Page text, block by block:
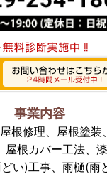
事業内容
根修理、屋根塗装
屋根カバー工法、
い)工事、雨樋(雨